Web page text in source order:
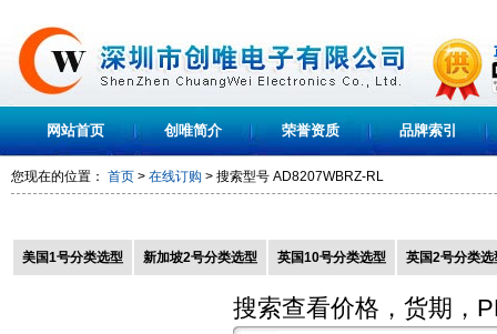
网站首页 创唯简介 荣誉资质 品牌索引
您现在的位置： 首页 > 在线订购 > 搜索型号 AD8207WBRZ-RL
美国1号分类选型 新加坡2号分类选型 英国10号分类选型 英国2号分类选
搜索查看价格，货期，